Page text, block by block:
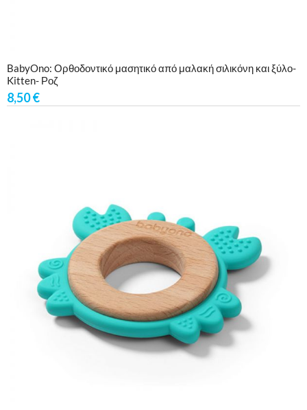
BabyOno: Ορθοδοντικό μασητικό από μαλακή σιλικόνη και ξύλο-
Kitten- Ροζ
8,50€